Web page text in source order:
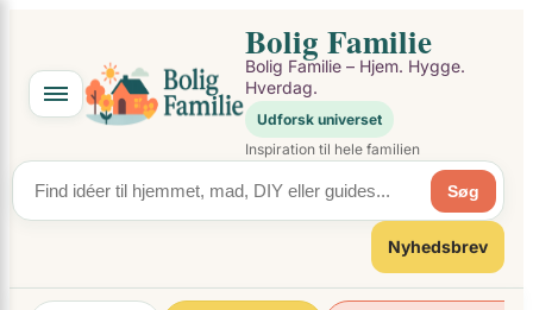
indhold
Bolig Familie
Bolig Familie – Hjem. Hygge.
Hverdag.
Udforsk universet
Inspiration til hele familien
Søg
Nyhedsbrev